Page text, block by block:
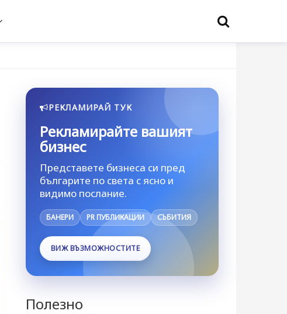
РЕКЛАМИРАЙ ТУК
Рекламирайте вашият
бизнес
Представете бизнеса си пред
българите по света с ясно и
видимо послание.
БАНЕРИ PR ПУБЛИКАЦИИ СЪБИТИЯ
ВИЖ ВЪЗМОЖНОСТИТЕ
Полезно